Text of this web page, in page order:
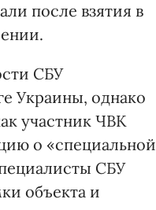
после взятия в
СБУ
Украины, однако
участник ЧВК
о «специальной
СБУ
объекта и